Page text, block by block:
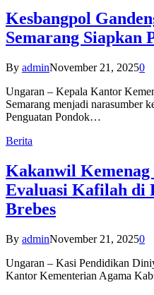
Kesbangpol
Semarang Siapkan
By adminNovember 21, 20250
Ungaran – Kepala Kantor
Semarang menjadi narasumber
Penguatan Pondok…
Berita
Kakanwil Kemenag
Evaluasi Kafilah di
Brebes
By adminNovember 21, 20250
Ungaran – Kasi Pendidikan
Kantor Kementerian Agama